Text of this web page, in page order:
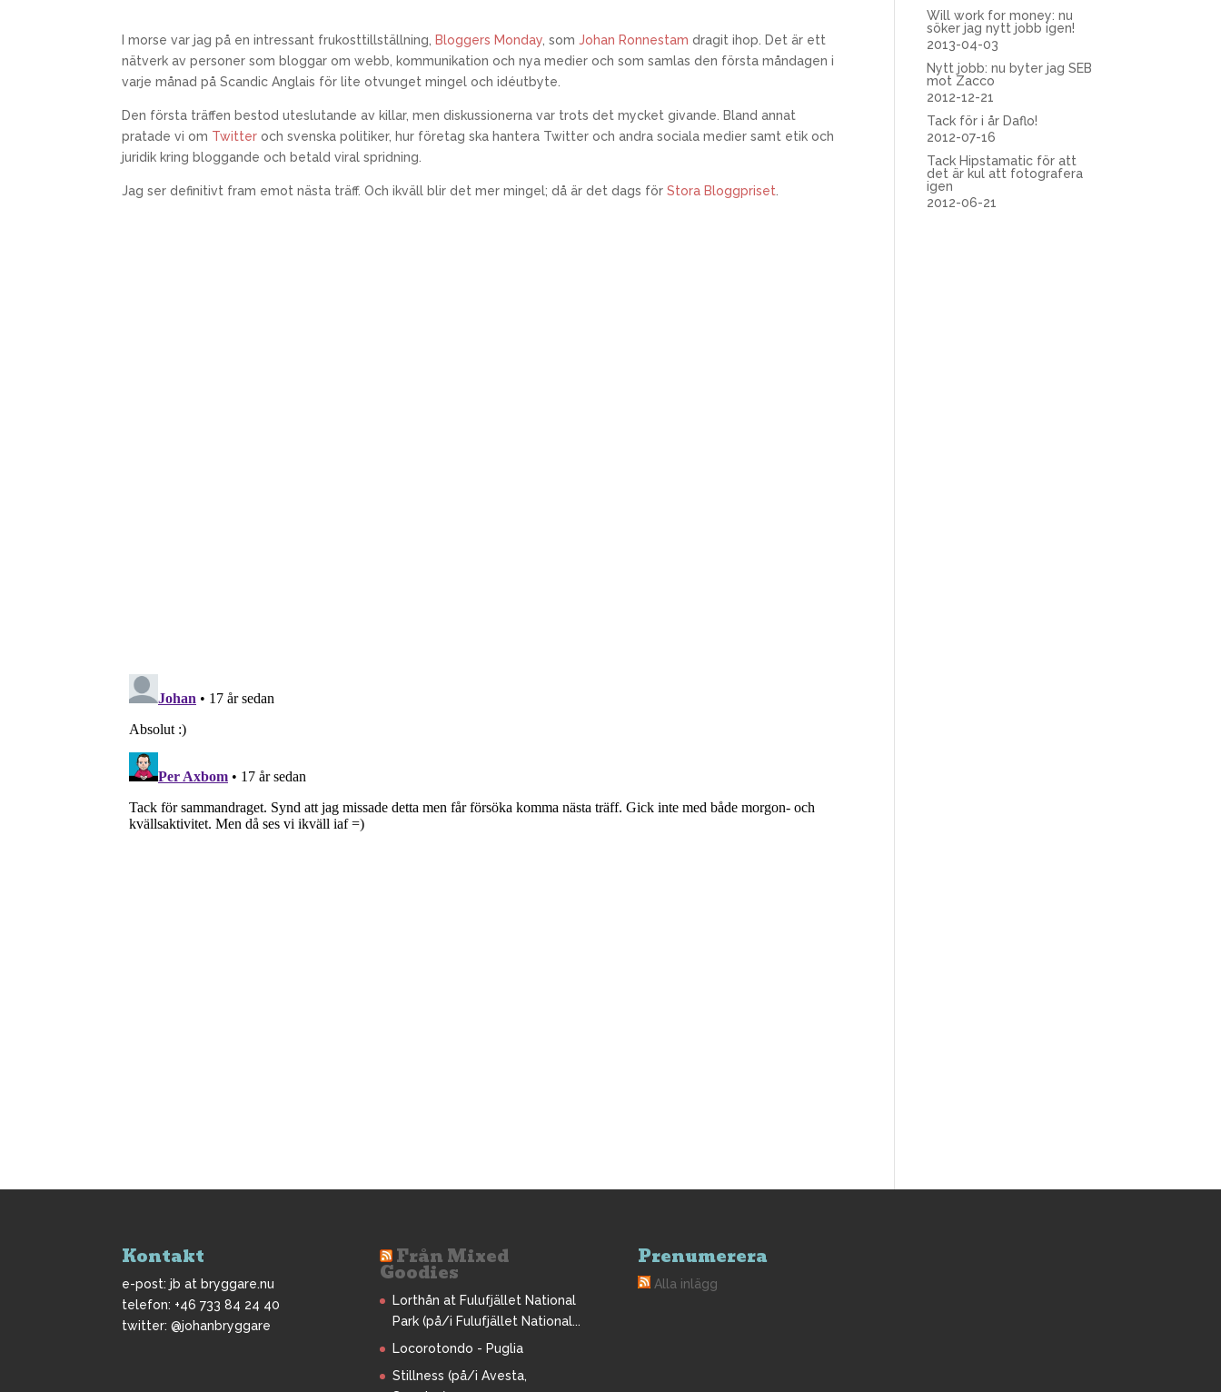
I morse var jag på en intressant frukosttillställning, Bloggers Monday , somJohan Ronnestam dragit ihop. Det är ett
nätverk av personer som bloggar om webb, kommunikation och nya medier och som samlas den första måndagen i
varje månad på Scandic Anglais för lite otvunget mingel och idéutbyte.
Den första träffen bestod uteslutande av killar, men diskussionerna var trots det mycket givande. Bland annat
pratade vi om Twitter och svenska politiker, hur företag ska hantera Twitter och andra sociala medier samt etik och
juridik kring bloggande och betald viral spridning.
Jag ser definitivt fram emot nästa träff. Och ikväll blir det mer mingel; då är det dags förStora Bloggpriset
Will work for money: nu
söker jag nytt jobb igen!
2013-04-03
Nytt jobb: nu byter jag SEB
mot Zacco
2012-12-21
Tack för i år Daflo!
2012-07-16
Tack Hipstamatic för att
det är kul att fotografera
igen
2012-06-21
Kontakt
e-post: jb at bryggare.nu
telefon: +46 733 84 24 40
twitter: @johanbryggare
Från Mixed
Goodies
Lorthån at Fulufjället National
Park (på/i Fulufjället National...
Locorotondo - Puglia
Stillness (på/i Avesta,
Prenumerera
Alla inlägg